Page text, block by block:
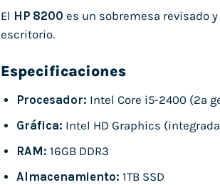
El HP 8200 es un sobremesa revisado
escritorio.
Especificaciones
Procesador: Intel Core i5-2400 (2ª
Gráfica: Intel HD Graphics
RAM: 16GB DDR3
Almacenamiento: 1TB SSD